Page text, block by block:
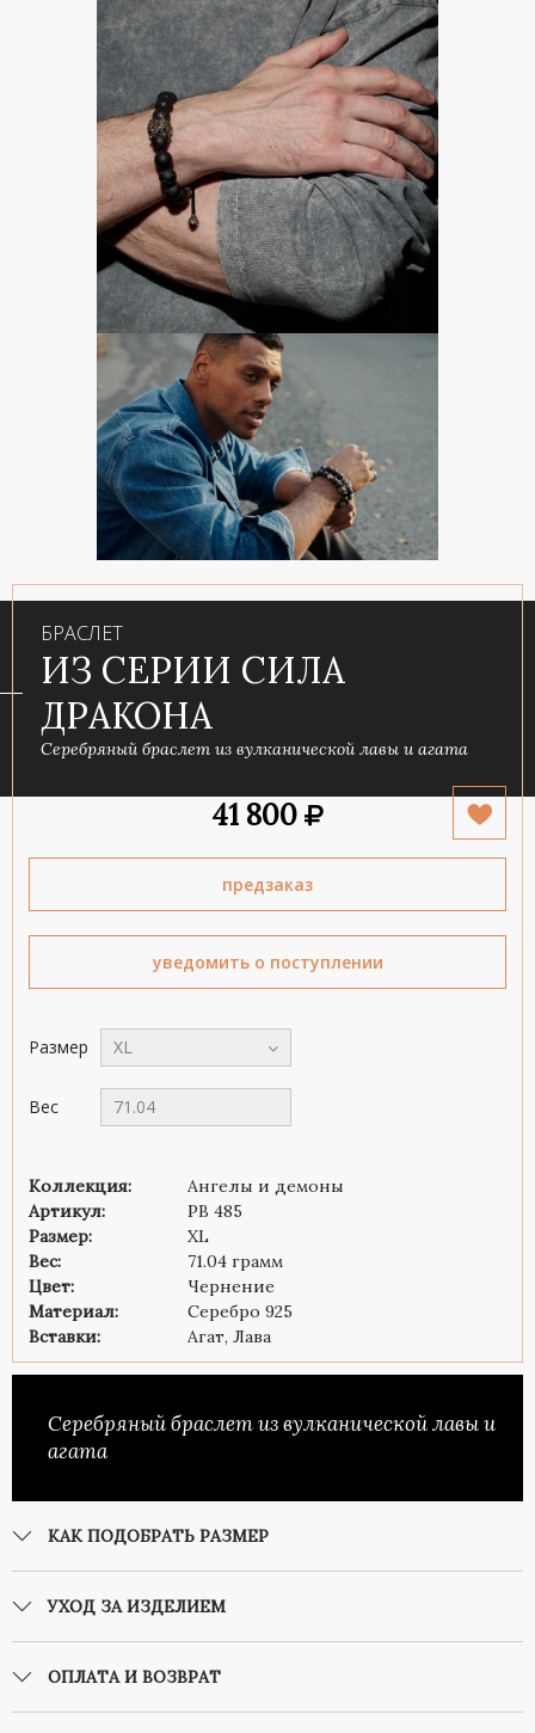
БРАСЛЕТ
ИЗ СЕРИИ СИЛА
ДРАКОНА
Серебряный браслет из вулканической лавы и агата
41 800
предзаказ
уведомить о поступлении
Размер XL
Вес 71.04
Коллекция:
Ангелы и демоны
Артикул:
PB 485
Размер:
XL
Вес:
71.04 грамм
Цвет:
Чернение
Материал:
Серебро 925
Вставки:
Агат, Лава
Серебряный браслет из вулканической лавы и
агата
КАК ПОДОБРАТЬ РАЗМЕР
УХОД ЗА ИЗДЕЛИЕМ
ОПЛАТА И ВОЗВРАТ